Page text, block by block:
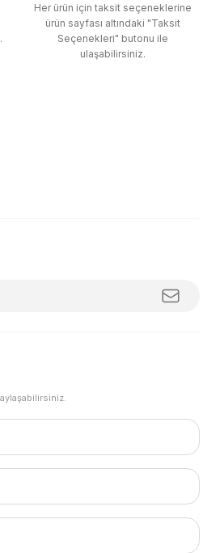
Her ürün için taksit seçeneklerine
ürün sayfası altındaki "Taksit
Seçenekleri" butonu ile
ulaşabilirsiniz.